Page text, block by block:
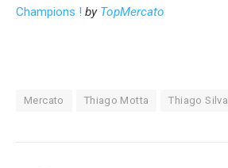
Champions ! by TopMercato
Mercato Thiago Motta Thiago Silva